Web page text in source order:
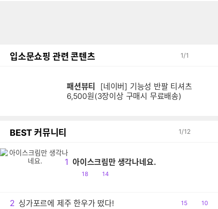
입소문쇼핑 관련 콘텐츠 1/1
패션뷰티
6,500원(3장이상 구매시 무료배송)
BEST 커뮤니티 1/12
1 아이스크림만 생각나네요.
공
18
댓
14
2 싱가포르에 제주 한우가 떴다!
공
15
댓
10